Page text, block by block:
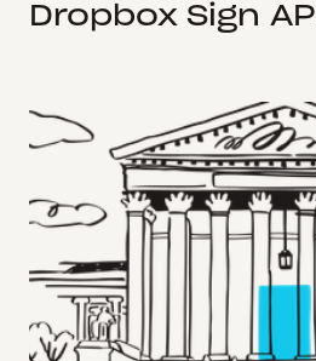
Dropbox Sign API